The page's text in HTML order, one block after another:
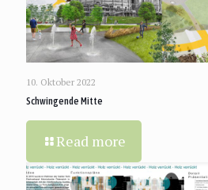
10. Oktober 2022
Schwingende Mitte
Read more